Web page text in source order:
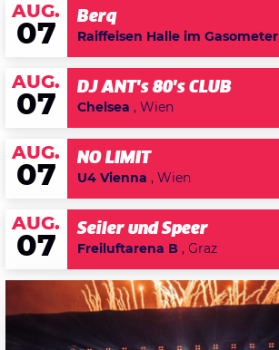
AUG.
07
Berq
Raiffeisen Halle im Gasometer
AUG.
07
DJ ANT's 80's CLUB
Chelsea , Wien
AUG.
07
NO LIMIT
U4 Vienna , Wien
AUG.
07
Seiler und Speer
Freiluftarena B , Graz